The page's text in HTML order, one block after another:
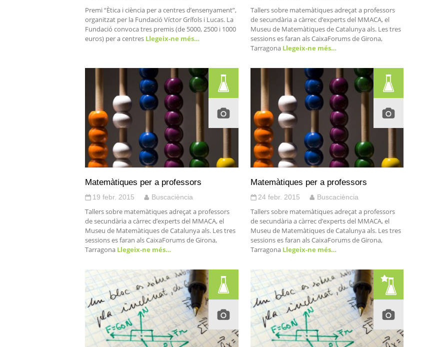
Premi “Ètica i ciència per a centres d’ensenyament”,
organitzat per la Fundació Víctor Grífols i Lucas. La
Fundació convoca tres premis (de 5000, 2500 i 1000
euros) per a centres Llegeix-ne més…
Tallers sobre matemàtiques adreçat a professors
de secundària a càrrec d’experts del MMACA, el
Museu de Matemàtiques de Catalunya als. Les tres
sessions es faran als CaixaForums de Girona,
TarragonaLlegeix-ne més…
Matemàtiques per a professors
19 febr. 2015 Buscaciència
Tallers sobre matemàtiques adreçat a professors
de secundària a càrrec d’experts del MMACA, el
Museu de Matemàtiques de Catalunya als. Les tres
sessions es faran als CaixaForums de Girona,
Tarragona Llegeix-ne més…
Matemàtiques per a professors
24 febr. 2015 Buscaciència
Tallers sobre matemàtiques adreçat a professors
de secundària a càrrec d’experts del MMACA, el
Museu de Matemàtiques de Catalunya als. Les tres
sessions es faran als CaixaForums de Girona,
TarragonaLlegeix-ne més…